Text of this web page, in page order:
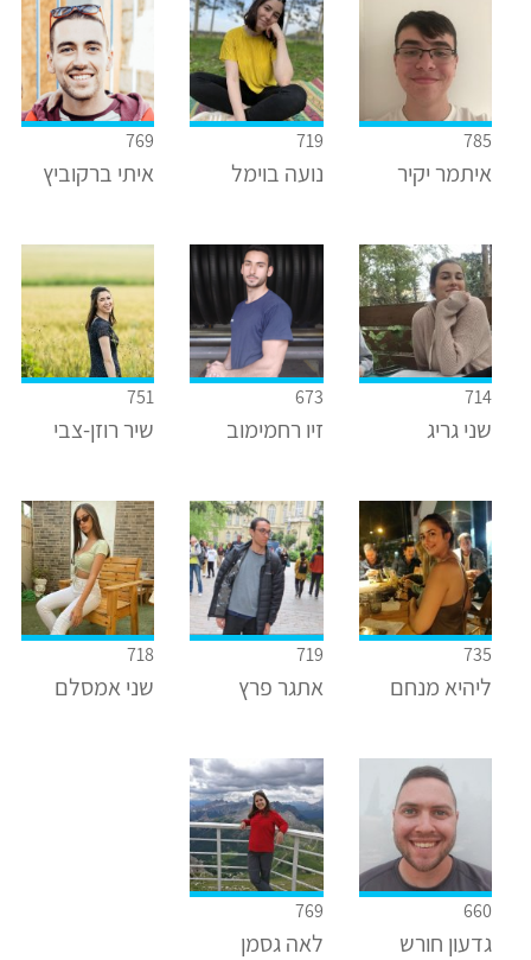
785
איתמר יקיר
719
נועה בוימל
769
איתי ברקוביץ
714
שני גריג
673
זיו רחמימוב
751
שיר רוזן-צבי
735
ליהיא מנחם
719
אתגר פרץ
718
שני אמסלם
660
גדעון חורש
769
לאה גסמן